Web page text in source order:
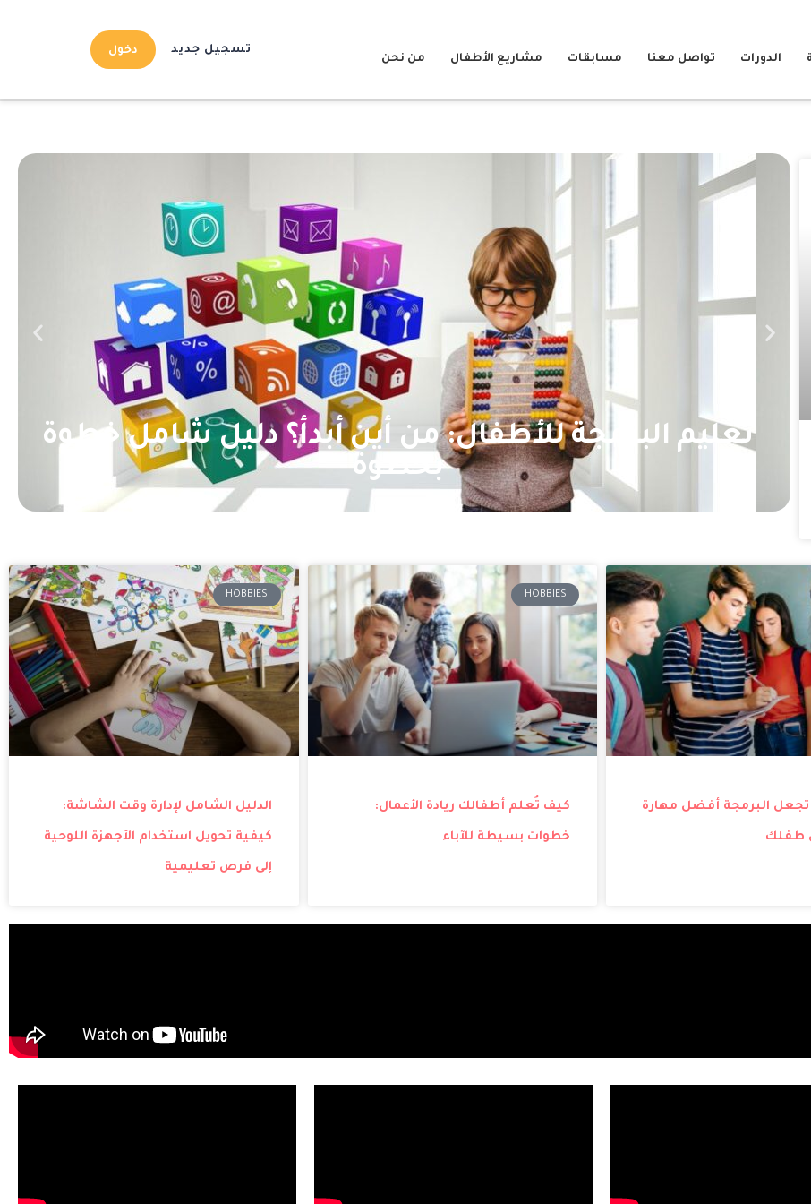
تسجيل جديد دخول
من نحن مشاريع الأطفال مسابقات تواصل معنا الدورات
تعليم البرمجة للأطفال: من أين أبدأ؟ دليل شامل خطوة
بخطوة
تجعل البرمجة أفضل مهارة
طفلك
HOBBIES
كيف تُعلم أطفالك ريادة الأعمال:
خطوات بسيطة للآباء
HOBBIES
الدليل الشامل لإدارة وقت الشاشة:
كيفية تحويل استخدام الأجهزة اللوحية
إلى فرص تعليمية